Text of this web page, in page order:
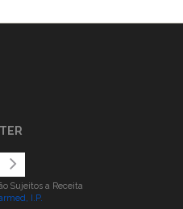
Sujeitos a Receita
I.P.